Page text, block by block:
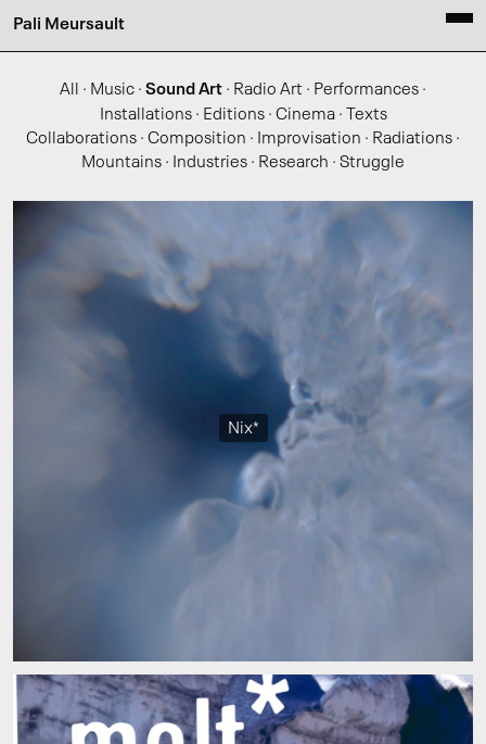
Pali Meursault
All · Music · Sound Art · Radio Art · Performances ·
Installations· Editions· Cinema·
Texts
Collaborations · Composition · Improvisation · Radiations ·
Mountains · Industries · Research · Struggle
Nix*